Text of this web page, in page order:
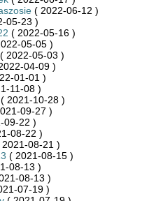
( 2022-06-12 )
05-23 )
( 2022-05-16 )
05-05 )
( 2022-05-03 )
04-09 )
01-01 )
11-08 )
( 2021-10-28 )
09-27 )
09-22 )
08-22 )
2021-08-21 )
( 2021-08-15 )
08-13 )
08-13 )
07-19 )